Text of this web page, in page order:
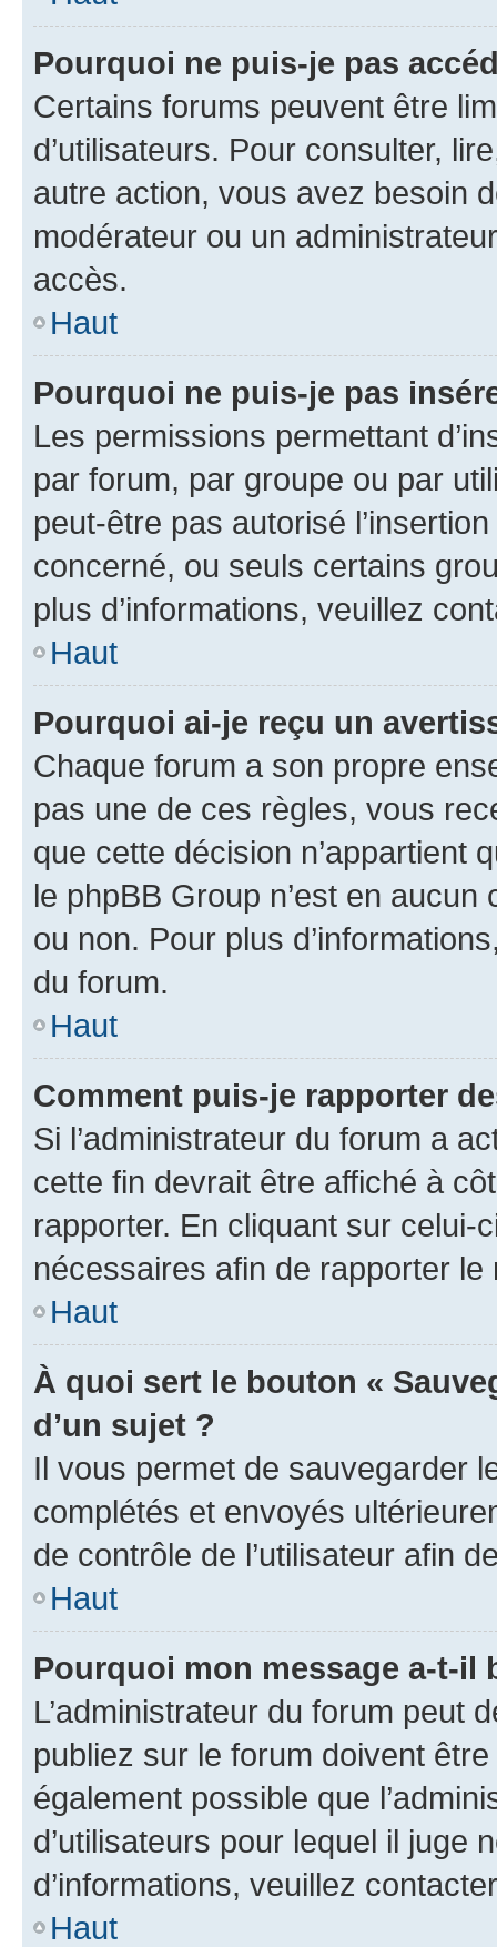
Pourquoi ne puis-je pas
Certains forums peuvent être
d’utilisateurs. Pour consulter,
autre action, vous avez besoin
modérateur ou un
accès.
Haut
Pourquoi ne puis-je pas
Les permissions permettant
par forum, par groupe ou par
peut-être pas autorisé
concerné, ou seuls certains
plus d’informations, veuillez
Haut
Pourquoi ai-je reçu un
Chaque forum a son propre
pas une de ces règles, vous
que cette décision n’appartient
le phpBB Group n’est en
ou non. Pour plus
du forum.
Haut
Comment puis-je rapporter
Si l’administrateur du forum a
cette fin devrait être affiché à
rapporter. En cliquant sur
nécessaires afin de rapporter le
Haut
À quoi sert le bouton «
d’un sujet ?
Il vous permet de sauvegarder
complétés et envoyés
de contrôle de l’utilisateur afin
Haut
Pourquoi mon message a-t-il
L’administrateur du forum peut
publiez sur le forum doivent
également possible que
d’utilisateurs pour lequel il juge
d’informations, veuillez
Haut